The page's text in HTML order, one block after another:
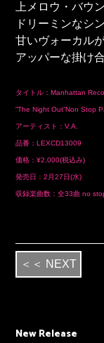
上メロウ・バウ
ドリーミンなシ
甘いヴォーカル
アッパーな掛け
タイトル：Manhattan
“The Night Out”Non Stop
アーティスト：V.A.
品番：LEXCD13009
価格：¥2,000(税込み)
発売日：2 月27日(水)
収録楽曲数：全33曲no
＜＜ NEXT
New Release